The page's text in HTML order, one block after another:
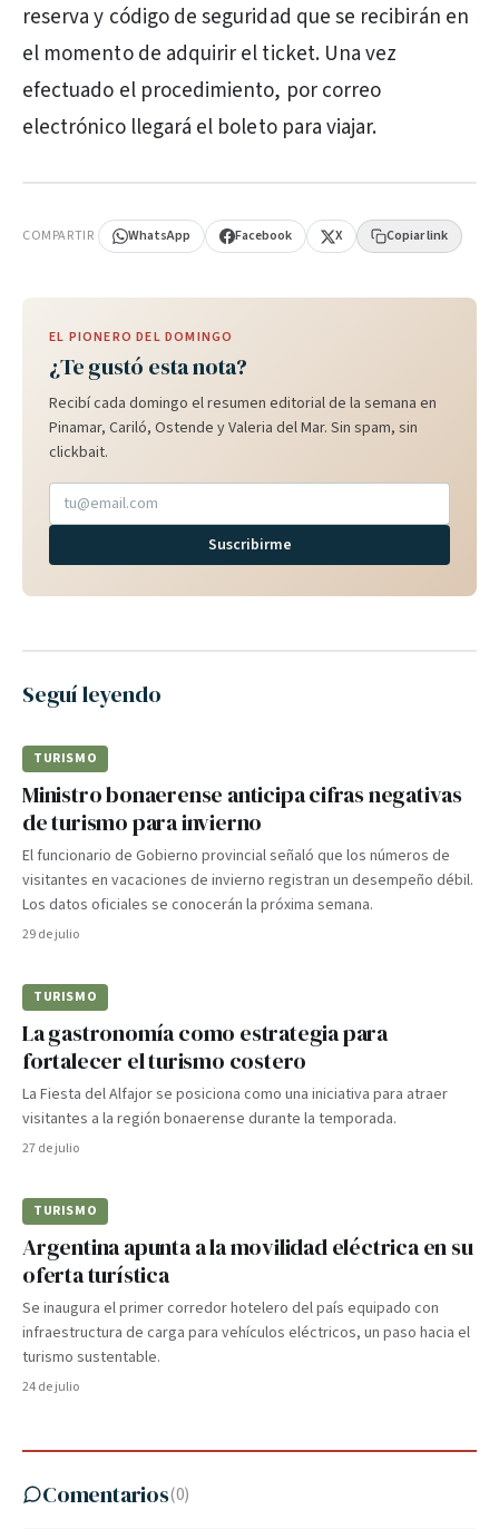
reserva y código de seguridad que se recibirán en
el momento de adquirir el ticket. Una vez
efectuado el procedimiento, por correo
electrónico llegará el boleto para viajar.
COMPARTIR WhatsApp Facebook X Copiar link
EL PIONERO DEL DOMINGO
¿Te gustó esta nota?
Recibí cada domingo el resumen editorial de la semana en
Pinamar, Cariló, Ostende y Valeria del Mar. Sin spam, sin
clickbait.
Suscribirme
Seguí leyendo
TURISMO
Ministro bonaerense anticipa cifras negativas
de turismo para invierno
El funcionario de Gobierno provincial señaló que los números de
visitantes en vacaciones de invierno registran un desempeño débil.
Los datos oficiales se conocerán la próxima semana.
29 de julio
TURISMO
La gastronomía como estrategia para
fortalecer el turismo costero
La Fiesta del Alfajor se posiciona como una iniciativa para atraer
visitantes a la región bonaerense durante la temporada.
27 de julio
TURISMO
Argentina apunta a la movilidad eléctrica en su
oferta turística
Se inaugura el primer corredor hotelero del país equipado con
infraestructura de carga para vehículos eléctricos, un paso hacia el
turismo sustentable.
24 de julio
Comentarios(0)